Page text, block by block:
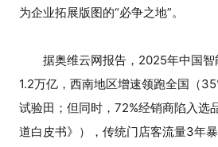
为企业拓展版图的“必争之地”。
据奥维云网报告，2025年中国
1.2万亿，西南地区增速领跑全国（
试验田；但同时，72%经销商陷入选
道白皮书》），传统门店客流量3年